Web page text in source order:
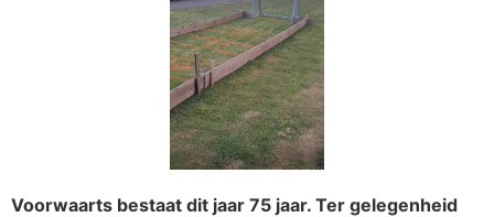
Voorwaarts bestaat dit jaar 75 jaar. Ter gelegenheid